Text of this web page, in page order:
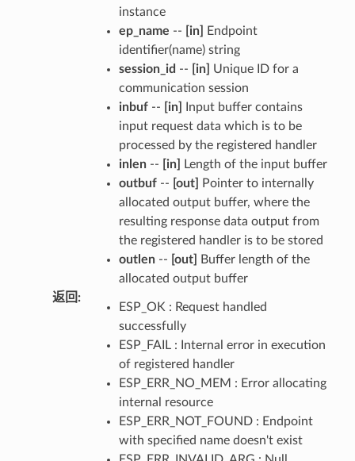
instance
ep_name -- [in]
Endpoint
identifier(name) string
session_id -- [in]
Unique ID for a
communication session
inbuf-- [in]
Input buffer contains
input request data which is to be
processed by the registered handler
inlen-- [in]
Length of the input buffer
outbuf-- [out]
Pointer to internally
allocated output buffer, where the
resulting response data output from
the registered handler is to be stored
outlen-- [out]
Buffer length of the
allocated output buffer
返回 :
ESP_OK : Request handled
successfully
ESP_FAIL : Internal error in execution
of registered handler
ESP_ERR_NO_MEM : Error allocating
internal resource
ESP_ERR_NOT_FOUND : Endpoint
with specified name doesn't exist